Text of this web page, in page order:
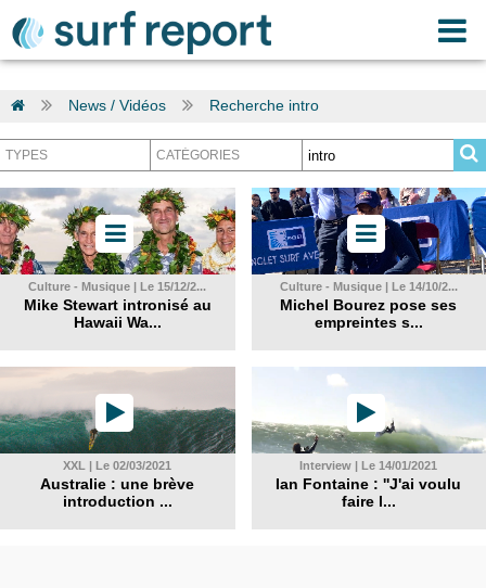
News / Vidéos Recherche intro
Culture - Musique | Le 15/12/2...
Mike Stewart intronisé au
Hawaii Wa...
Culture - Musique | Le 14/10/2...
Michel Bourez pose ses
empreintes s...
XXL | Le 02/03/2021
Australie : une brève
introduction ...
Interview | Le 14/01/2021
Ian Fontaine : ''J'ai voulu
faire l...